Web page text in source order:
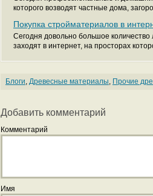
которого возводят частные дома,
Покупка стройматериалов в
Сегодня довольно большое
заходят в интернет, на просторах
Блоги, Древесные материалы, Прочие
Добавить комментарий
Комментарий
Имя